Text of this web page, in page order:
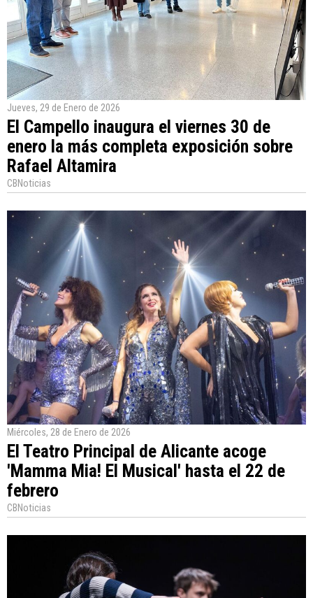
Jueves, 29 de Enero de 2026
El Campello inaugura el viernes 30 de
enero la más completa exposición sobre
Rafael Altamira
CBNoticias
Miércoles, 28 de Enero de 2026
El Teatro Principal de Alicante acoge
'Mamma Mia! El Musical' hasta el 22 de
febrero
CBNoticias